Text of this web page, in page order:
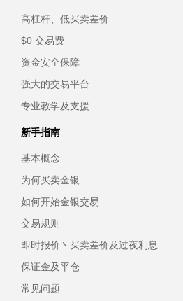
高杠杆、低买卖差价
$0 交易费
资金安全保障
强大的交易平台
专业教学及支援
新手指南
基本概念
为何买卖金银
如何开始金银交易
交易规则
即时报价丶买卖差价及过夜利息
保证金及平仓
常见问题